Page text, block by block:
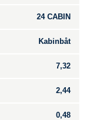
24 CABIN
Kabinbåt
7,32
2,44
0,48